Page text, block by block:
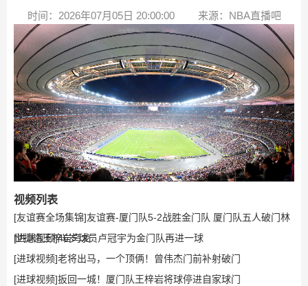
时间：2026年07月05日 20:00:00 来源：NBA直播吧
视频列表
[友谊赛全场集锦]友谊赛-厦门队5-2战胜金门队 厦门队五人破门林
世捷造王梓岩乌龙
[进球视频]46岁球员卢冠宇为金门队再进一球
[进球视频]老将出马，一个顶俩！曾伟杰门前补射破门
[进球视频]扳回一城！厦门队王梓岩将球停进自家球门